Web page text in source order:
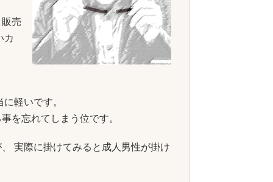
売
カ
軽いです。
を忘れてしまう位です。
実際に掛けてみると成人男性が掛け